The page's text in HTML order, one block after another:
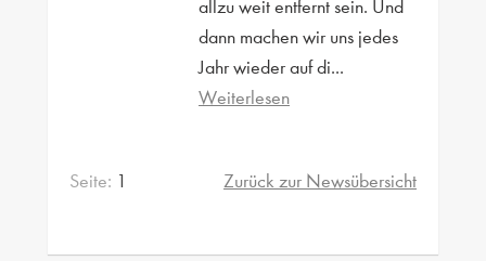
allzu weit entfernt sein. Und
dann machen wir uns jedes
Jahr wieder auf di...
Weiterlesen
Seite: 1 Zurück zur Newsübersicht